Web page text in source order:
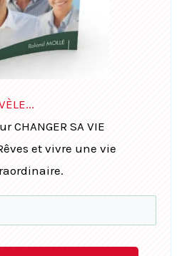
CHANGER SA VIE
et vivre une vie